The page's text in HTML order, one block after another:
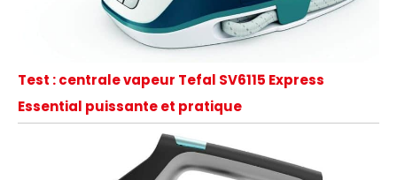
Test : centrale vapeur Tefal SV6115 Express
Essential puissante et pratique